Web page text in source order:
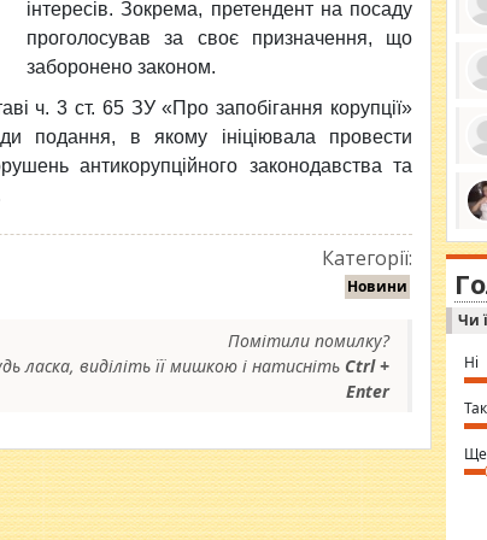
інтересів. Зокрема, претендент на посаду
проголосував за своє призначення, що
заборонено законом.
ч. 3 ст. 65 ЗУ «Про запобігання корупції»
подання, в якому ініціювала провести
антикорупційного законодавства та
Категорії:
Новини
Помітили помилку?
ласка, виділіть її мишкою і натисніть Ctrl +
Enter
за
ми
in
⇒
Чи
Ні
Так
Ще